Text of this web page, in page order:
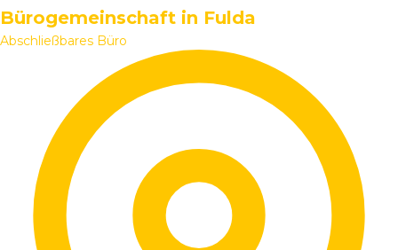
Bürogemeinschaft in Fulda
Abschließbares Büro